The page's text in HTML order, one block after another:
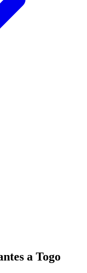
a Togo